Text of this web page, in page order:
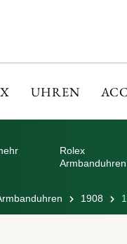
UHREN
Rolex
Armbanduhren
1908